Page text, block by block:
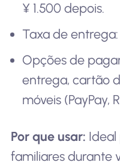
¥ 1.500 depois.
Taxa de
Opções de
entrega, cartão
móveis (PayPay,
Por que usar: Ideal
familiares durante